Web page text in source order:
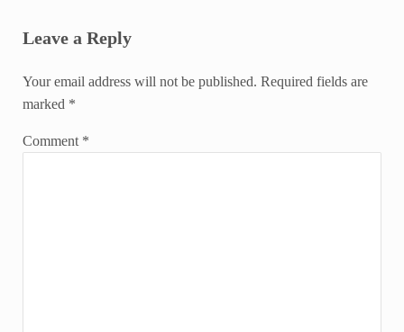
Leave a Reply
Your email address will not be published. Required fields are
marked *
Comment *